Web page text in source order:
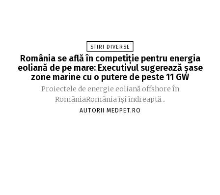
STIRI DIVERSE
România se află în competiție pentru energia
eoliană de pe mare: Executivul sugerează șase
zone marine cu o putere de peste 11 GW
Proiectele de energie eoliană offshore în
RomâniaRomânia își îndreaptă...
AUTORII MEDPET.RO